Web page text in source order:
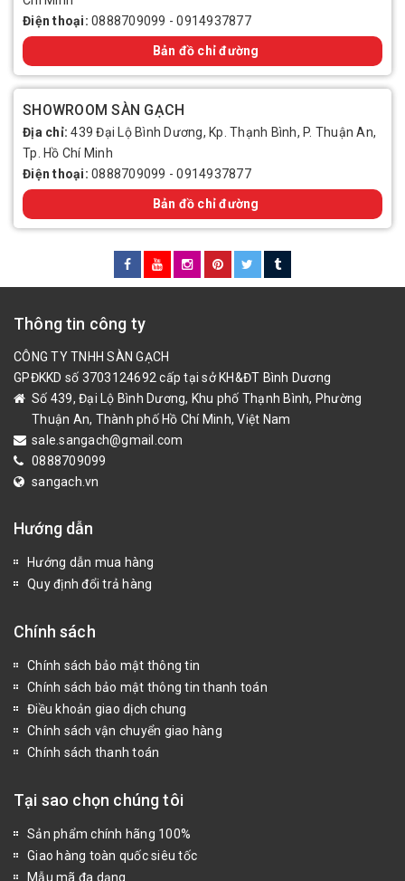
Điện thoại: 0888709099 -0914937877
Bản đồ chỉ đường
SHOWROOM SÀN GẠCH
Địa chỉ:439 Đại Lộ Bình Dương, Kp. Thạnh Bình, P. Thuận An,
Tp. Hồ Chí Minh
Điện thoại: 0888709099 -0914937877
Bản đồ chỉ đường
Thông tin công ty
CÔNG TY TNHH SÀN GẠCH
GPĐKKD số 3703124692 cấp tại sở KH&ĐT Bình Dương
Số 439, Đại Lộ Bình Dương, Khu phố Thạnh Bình, Phường
Thuận An, Thành phố Hồ Chí Minh, Việt Nam
sale.sangach@gmail.com
0888709099
sangach.vn
Hướng dẫn
Hướng dẫn mua hàng
Quy định đổi trả hàng
Chính sách
Chính sách bảo mật thông tin
Chính sách bảo mật thông tin thanh toán
Điều khoản giao dịch chung
Chính sách vận chuyển giao hàng
Chính sách thanh toán
Tại sao chọn chúng tôi
Sản phẩm chính hãng 100%
Giao hàng toàn quốc siêu tốc
Mẫu mã đa dạng